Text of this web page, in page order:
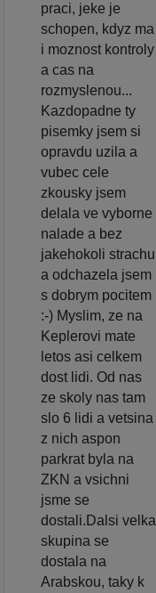
praci, jeke je
schopen, kdyz ma
i moznost kontroly
a cas na
rozmyslenou...
Kazdopadne ty
pisemky jsem si
opravdu uzila a
vubec cele
zkousky jsem
delala ve vyborne
nalade a bez
jakehokoli strachu
a odchazela jsem
s dobrym pocitem
:-) Myslim, ze na
Keplerovi mate
letos asi celkem
dost lidi. Od nas
ze skoly nas tam
slo 6 lidi a vetsina
z nich aspon
parkrat byla na
ZKN a vsichni
jsme se
dostali.Dalsi velka
skupina se
dostala na
Arabskou, taky k